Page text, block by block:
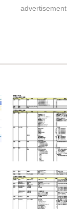
advertisement